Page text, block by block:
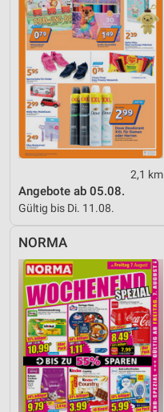
2,1 km
Angebote ab 05.08.
Gültig bis Di. 11.08.
NORMA